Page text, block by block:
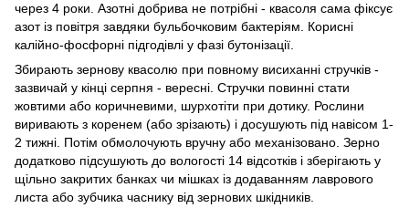
через 4 роки. Азотні добрива не потрібні - квасоля сама фіксує
азот із повітря завдяки бульбочковим бактеріям. Корисні
калійно-фосфорні підгодівлі у фазі бутонізації.
Збирають зернову квасолю при повному висиханні стручків -
зазвичай у кінці серпня - вересні. Стручки повинні стати
жовтими або коричневими, шурхотіти при дотику. Рослини
виривають з коренем (або зрізають) і досушують під навісом 1-
2 тижні. Потім обмолочують вручну або механізовано. Зерно
додатково підсушують до вологості 14 відсотків і зберігають у
щільно закритих банках чи мішках із додаванням лаврового
листа або зубчика часнику від зернових шкідників.